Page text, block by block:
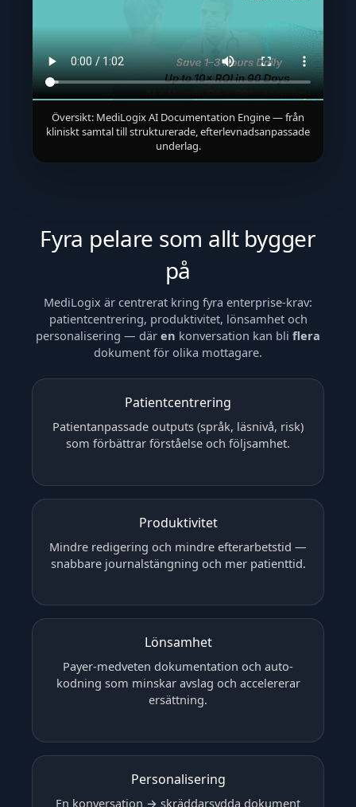
Översikt: MediLogix AI Documentation Engine — från
kliniskt samtal till strukturerade, efterlevnadsanpassade
underlag.
Fyra pelare som allt bygger
på
MediLogix är centrerat kring fyra enterprise-krav:
patientcentrering, produktivitet, lönsamhet och
personalisering — där en konversation kan bli flera
dokument för olika mottagare.
Patientcentrering
Patientanpassade outputs (språk, läsnivå, risk)
som förbättrar förståelse och följsamhet.
Produktivitet
Mindre redigering och mindre efterarbetstid —
snabbare journalstängning och mer patienttid.
Lönsamhet
Payer-medveten dokumentation och auto-
kodning som minskar avslag och accelererar
ersättning.
Personalisering
En konversation → skräddarsydda dokument